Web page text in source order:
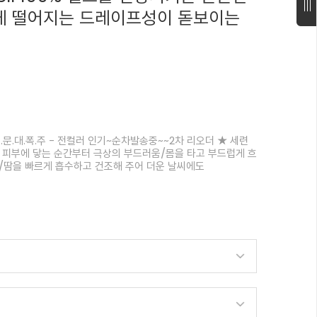
떨어지는 드레이프성이 돋보이는
.대.폭.주 - 전컬러 인기~순차발송중~~2차 리오더 ★ 세련
부에 닿는 순간부터 극상의 부드러움/몸을 타고 부드럽게 흐
을 빠르게 흡수하고 건조해 주어 더운 날씨에도